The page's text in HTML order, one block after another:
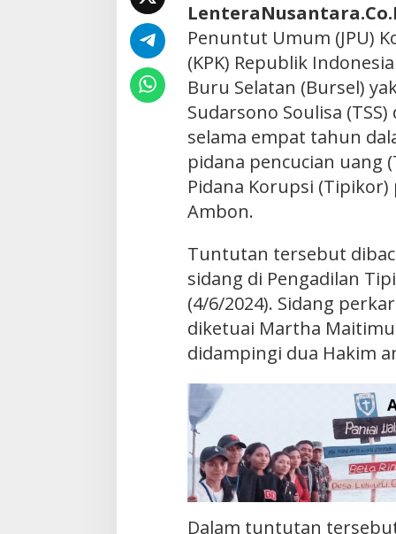
Penuntut Umum (JPU)
(KPK) Republik
Buru Selatan (Bursel)
Sudarsono Soulisa
selama empat tahun
pidana pencucian uang
Pidana Korupsi
Ambon.
Tuntutan tersebut
sidang di Pengadilan
(4/6/2024). Sidang
diketuai Martha
didampingi dua Hakim
Dalam tuntutan